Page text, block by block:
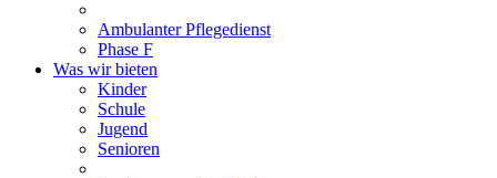
Ambulanter Pflegedienst
Phase F
Was wir bieten
Kinder
Schule
Jugend
Senioren